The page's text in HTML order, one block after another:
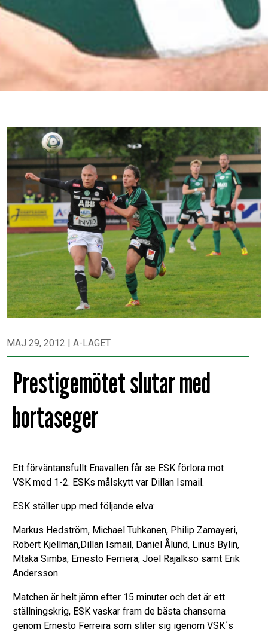
MAJ 29, 2012 |A-LAGET
Prestigemötet slutar med
bortaseger
Ett förväntansfullt Enavallen får se ESK förlora mot
VSK med 1-2. ESKs målskytt var Dillan Ismail.
ESK ställer upp med följande elva:
Markus Hedström, Michael Tuhkanen, Philip Zamayeri,
Robert Kjellman,Dillan Ismail, Daniel Ålund, Linus Bylin,
Mtaka Simba, Ernesto Ferriera, Joel Rajalkso samt Erik
Andersson.
Matchen är helt jämn efter 15 minuter och det är ett
ställningskrig, ESK vaskar fram de bästa chanserna
genom Ernesto Ferreira som sliter sig igenom VSK´s